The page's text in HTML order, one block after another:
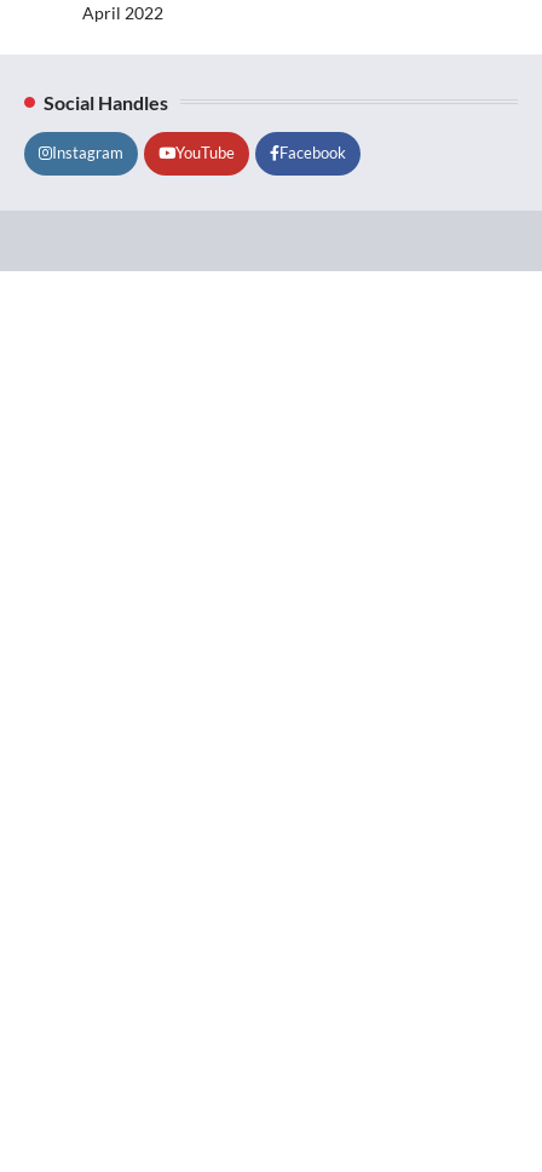
April 2022
Social Handles
Instagram YouTube Facebook